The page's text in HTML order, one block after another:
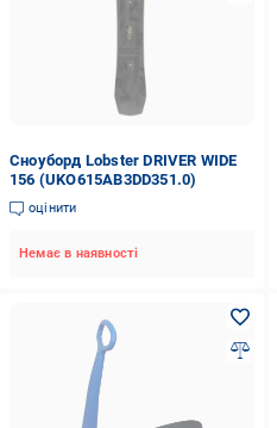
Сноуборд Lobster DRIVER WIDE
156 (UKO615AB3DD351.0)
оцінити
Немає в наявності